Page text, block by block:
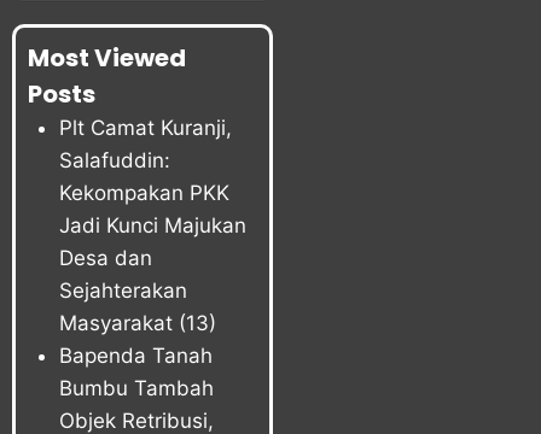
Most Viewed
Posts
Plt Camat Kuranji,
Salafuddin:
Kekompakan PKK
Jadi Kunci Majukan
Desa dan
Sejahterakan
Masyarakat (13)
Bapenda Tanah
Bumbu Tambah
Objek Retribusi,